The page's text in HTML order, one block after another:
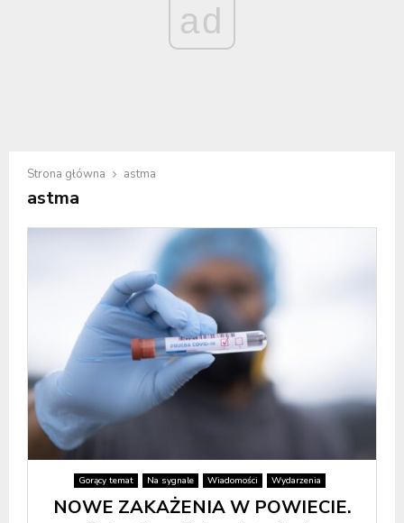
ad
Strona główna astma
astma
Gorący temat Na sygnale Wiadomości Wydarzenia
NOWE ZAKAŻENIA W POWIECIE.